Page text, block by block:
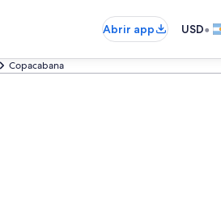
Abrir app USD•
Copacabana